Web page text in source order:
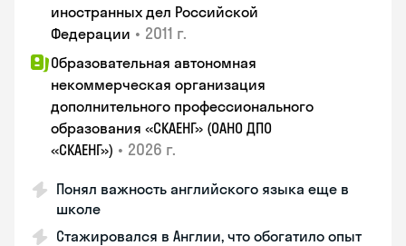
иностранных дел Российской
Федерации • 2011 г.
Образовательная автономная
некоммерческая организация
дополнительного профессионального
образования «СКАЕНГ» (ОАНО ДПО
«СКАЕНГ») • 2026 г.
Понял важность английского языка еще в
школе
Стажировался в Англии, что обогатило опыт